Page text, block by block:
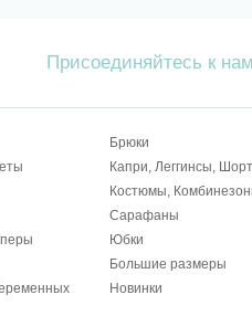
Присоединяйтесь к
Брюки
Капри, Леггинсы,
Костюмы,
Сарафаны
Юбки
Большие размеры
Новинки